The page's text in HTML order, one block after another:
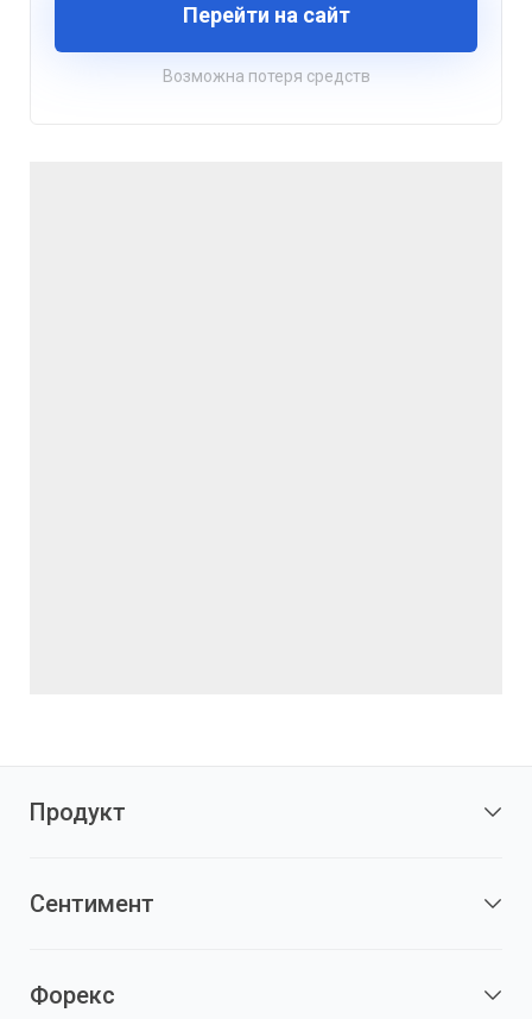
Перейти на сайт
Возможна потеря средств
Продукт
Сентимент
Форекс